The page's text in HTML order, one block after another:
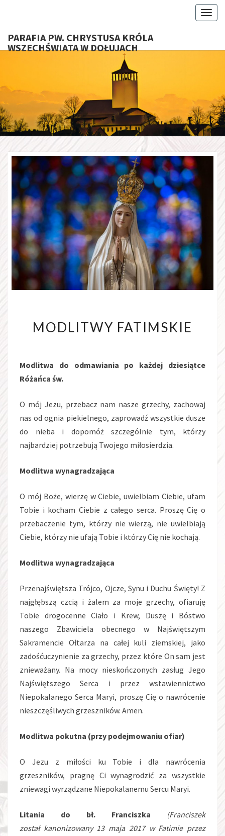
PARAFIA PW. CHRYSTUSA KRÓLA
WSZECHŚWIATA W DOŁUJACH
W
FATIMSKIE
MODLITWY FATIMSKIE
Modlitwa do odmawiania po każdej dziesiątce
Różańca św.
O mój Jezu, przebacz nam nasze grzechy, zachowaj
nas od ognia piekielnego, zaprowadź wszystkie dusze
do nieba i dopomóż szczególnie tym, którzy
najbardziej potrzebują Twojego miłosierdzia.
Modlitwa wynagradzająca
O mój Boże, wierzę w Ciebie, uwielbiam Ciebie, ufam
Tobie i kocham Ciebie z całego serca. Proszę Cię o
przebaczenie tym, którzy nie wierzą, nie uwielbiają
Ciebie, którzy nie ufają Tobie i którzy Cię nie kochają.
Modlitwa wynagradzająca
Przenajświętsza Trójco, Ojcze, Synu i Duchu Święty! Z
najgłębszą czcią i żalem za moje grzechy, ofiaruję
Tobie drogocenne Ciało i Krew, Duszę i Bóstwo
naszego Zbawiciela obecnego w Najświętszym
Sakramencie Ołtarza na całej kuli ziemskiej, jako
zadośćuczynienie za grzechy, przez które On sam jest
znieważany. Na mocy nieskończonych zasług Jego
Najświętszego Serca i przez wstawiennictwo
Niepokalanego Serca Maryi, proszę Cię o nawrócenie
nieszczęśliwych grzeszników. Amen.
Modlitwa pokutna (przy podejmowaniu ofiar)
O Jezu z miłości ku Tobie i dla nawrócenia
grzeszników, pragnę Ci wynagrodzić za wszystkie
zniewagi wyrządzane Niepokalanemu Sercu Maryi.
Litania do bł. Franciszka
(Franciszek
został kanonizowany 13 maja 2017 w Fatimie przez